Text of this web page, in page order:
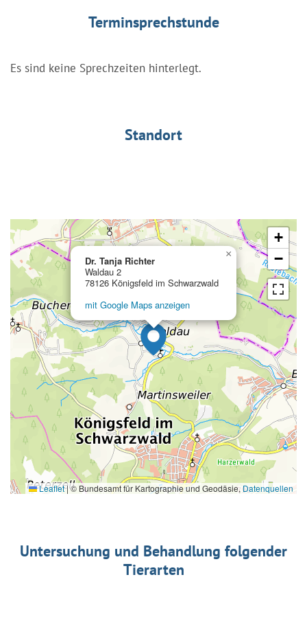
Terminsprechstunde
Es sind keine Sprechzeiten hinterlegt.
Standort
Dr. Tanja Richter
Waldau 2
78126 Königsfeld im Schwarzwald
mit Google Maps anzeigen
×
+
−
Leaflet|© Bundesamt für Kartographie und Geodäsie,Datenquellen
Untersuchung und Behandlung folgender
Tierarten